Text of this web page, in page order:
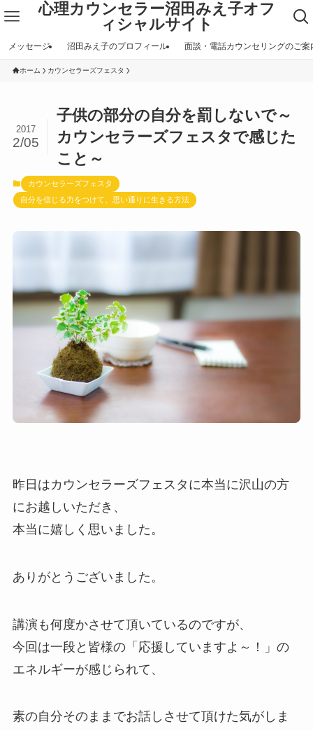
心理カウンセラー沼田みえ子オフ
ィシャルサイト
メッセージ 沼田みえ子のプロフィール 面談・電話カウンセリングのご案
ホーム カウンセラーズフェスタ
子供の部分の自分を罰しないで～
カウンセラーズフェスタで感じた
こと～
2017
2/05
カウンセラーズフェスタ
自分を信じる力をつけて、思い通りに生きる方法
昨日はカウンセラーズフェスタに本当に沢山の方
にお越しいただき、
本当に嬉しく思いました。
ありがとうございました。
講演も何度かさせて頂いているのですが、
今回は一段と皆様の「応援していますよ～！」の
エネルギーが感じられて、
素の自分そのままでお話しさせて頂けた気がしま